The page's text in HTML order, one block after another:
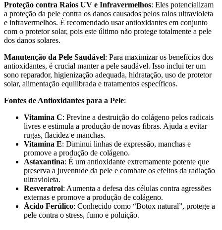
Proteção contra Raios UV e Infravermelhos: Eles potencializam
a proteção da pele contra os danos causados pelos raios ultravioleta
e infravermelhos. É recomendado usar antioxidantes em conjunto
com o protetor solar, pois este último não protege totalmente a pele
dos danos solares.
Manutenção da Pele Saudável: Para maximizar os benefícios dos
antioxidantes, é crucial manter a pele saudável. Isso inclui ter um
sono reparador, higienização adequada, hidratação, uso de protetor
solar, alimentação equilibrada e tratamentos específicos.
Fontes de Antioxidantes para a Pele:
Vitamina C: Previne a destruição do colágeno pelos radicais
livres e estimula a produção de novas fibras. Ajuda a evitar
rugas, flacidez e manchas.
Vitamina E: Diminui linhas de expressão, manchas e
promove a produção de colágeno.
Astaxantina: É um antioxidante extremamente potente que
preserva a juventude da pele e combate os efeitos da radiação
ultravioleta.
Resveratrol: Aumenta a defesa das células contra agressões
externas e promove a produção de colágeno.
Ácido Ferúlico: Conhecido como “Botox natural”, protege a
pele contra o stress, fumo e poluição.